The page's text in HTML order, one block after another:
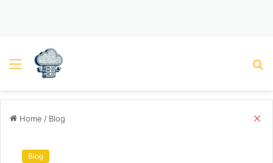
Menu
Home / Blog
Blog